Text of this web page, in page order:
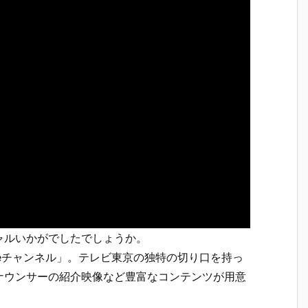
いかがでしたでしょうか。
ャンネル」。テレビ東京の独特の切り口を持っ
ンサーの紹介映像など豊富なコンテンツが用意